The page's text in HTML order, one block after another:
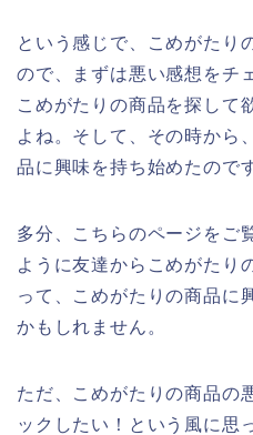
という感じで、こめがたり
ので、まずは悪い感想をチ
こめがたりの商品を探して
よね。そして、その時から
品に興味を持ち始めたので
多分、こちらのページをご
ように友達からこめがたり
って、こめがたりの商品に
かもしれません。
ただ、こめがたりの商品の
ックしたい！という風に思